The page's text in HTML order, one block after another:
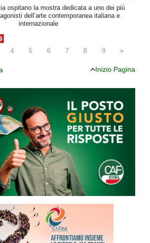
ospitano la mostra dedicata a uno dei più
dell’arte contemporanea italiana e
internazionale
4 5 6 7 8 9 »
Inizio Pagina